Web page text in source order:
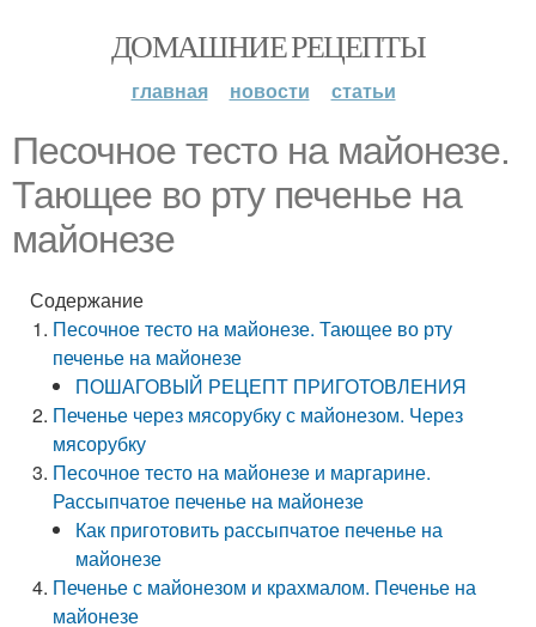
ДОМАШНИЕ РЕЦЕПТЫ
главная новости статьи
Песочное тесто на майонезе.
Тающее во рту печенье на
майонезе
Содержание
Песочное тесто на майонезе. Тающее во рту
печенье на майонезе
ПОШАГОВЫЙ РЕЦЕПТ ПРИГОТОВЛЕНИЯ
Печенье через мясорубку с майонезом. Через
мясорубку
Песочное тесто на майонезе и маргарине.
Рассыпчатое печенье на майонезе
Как приготовить рассыпчатое печенье на
майонезе
Печенье с майонезом и крахмалом. Печенье на
майонезе